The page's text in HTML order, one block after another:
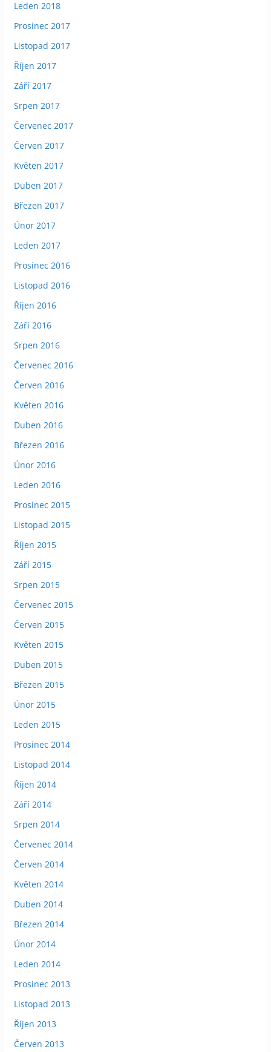
Leden 2018
Prosinec 2017
Listopad 2017
Říjen 2017
Září 2017
Srpen 2017
Červenec 2017
Červen 2017
Květen 2017
Duben 2017
Březen 2017
Únor 2017
Leden 2017
Prosinec 2016
Listopad 2016
Říjen 2016
Září 2016
Srpen 2016
Červenec 2016
Červen 2016
Květen 2016
Duben 2016
Březen 2016
Únor 2016
Leden 2016
Prosinec 2015
Listopad 2015
Říjen 2015
Září 2015
Srpen 2015
Červenec 2015
Červen 2015
Květen 2015
Duben 2015
Březen 2015
Únor 2015
Leden 2015
Prosinec 2014
Listopad 2014
Říjen 2014
Září 2014
Srpen 2014
Červenec 2014
Červen 2014
Květen 2014
Duben 2014
Březen 2014
Únor 2014
Leden 2014
Prosinec 2013
Listopad 2013
Říjen 2013
Červen 2013